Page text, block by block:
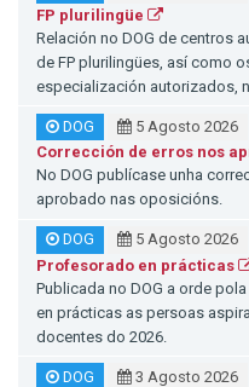
FP plurilingüe
Relación no DOG de centros
de FP plurilingües, así como
especialización autorizados,
DOG
5 Agosto 2026
Corrección de erros nos
No DOG publícase unha
aprobado nas oposicións.
DOG
5 Agosto 2026
Profesorado en prácticas
Publicada no DOG a orde
en prácticas as persoas
docentes do 2026.
DOG
3 Agosto 2026